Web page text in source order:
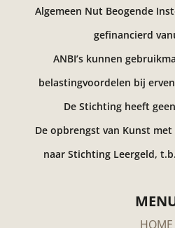
Algemeen Nut Beogende
gefinancierd
ANBI’s kunnen
belastingvoordelen bij
De Stichting heeft
De opbrengst van Kunst
naar Stichting Leergeld,
HOME